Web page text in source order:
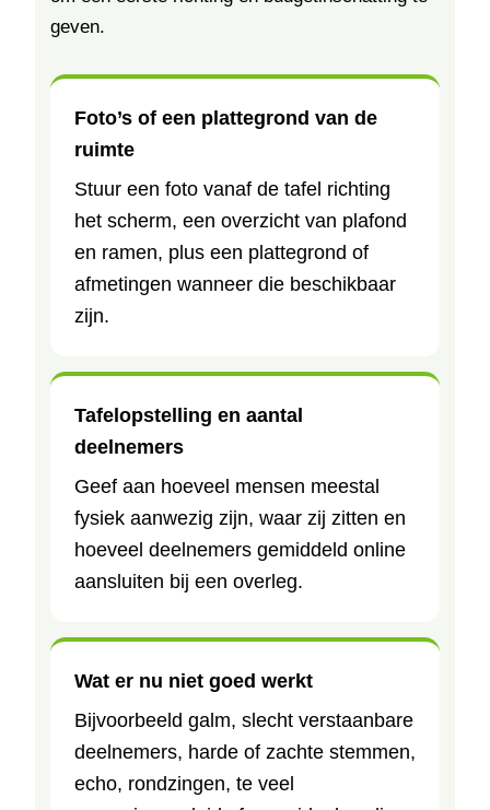
geven.
Foto’s of een plattegrond van de
ruimte
Stuur een foto vanaf de tafel richting
het scherm, een overzicht van plafond
en ramen, plus een plattegrond of
afmetingen wanneer die beschikbaar
zijn.
Tafelopstelling en aantal
deelnemers
Geef aan hoeveel mensen meestal
fysiek aanwezig zijn, waar zij zitten en
hoeveel deelnemers gemiddeld online
aansluiten bij een overleg.
Wat er nu niet goed werkt
Bijvoorbeeld galm, slecht verstaanbare
deelnemers, harde of zachte stemmen,
echo, rondzingen, te veel